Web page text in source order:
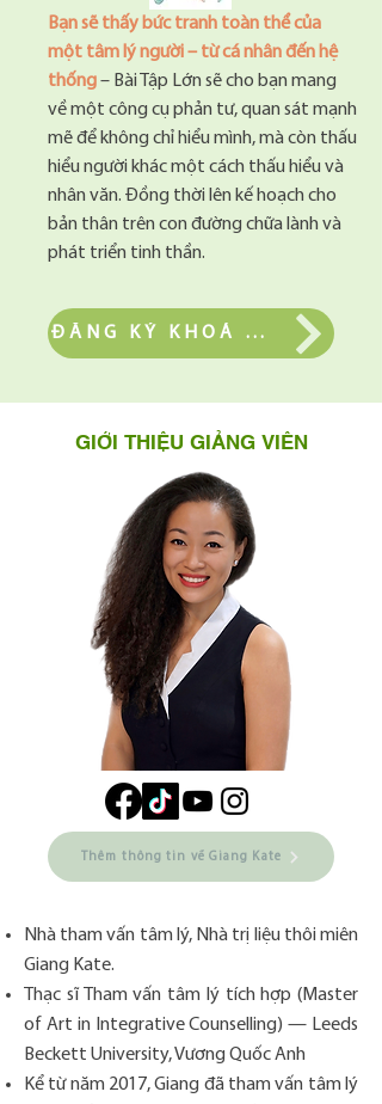
Bạn sẽ thấy bức tranh toàn thể của
một tâm lý người – từ cá nhân đến hệ
thống– Bài Tập Lớn sẽ cho bạn mang
về một công cụ phản tư, quan sát mạnh
mẽ để không chỉ hiểu mình, mà còn thấu
hiểu người khác một cách thấu hiểu và
nhân văn. Đồng thời lên kế hoạch cho
bản thân trên con đường chữa lành và
phát triển tinh thần.
ĐĂNG KÝ KHOÁ HỌC
​GIỚI THIỆU GIẢNG VIÊN
Thêm thông tin về Giang Kate
Nhà tham vấn tâm lý, Nhà trị liệu thôi miên
Giang Kate.
Thạc sĩ Tham vấn tâm lý tích hợp (Master
of Art in Integrative Counselling) — Leeds
Beckett University, Vương Quốc Anh
Kể từ năm 2017, Giang đã tham vấn tâm lý